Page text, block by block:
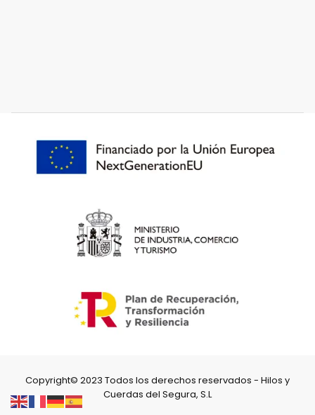
Copyright© 2023 Todos los derechos reservados - Hilos y
Cuerdas del Segura, S.L